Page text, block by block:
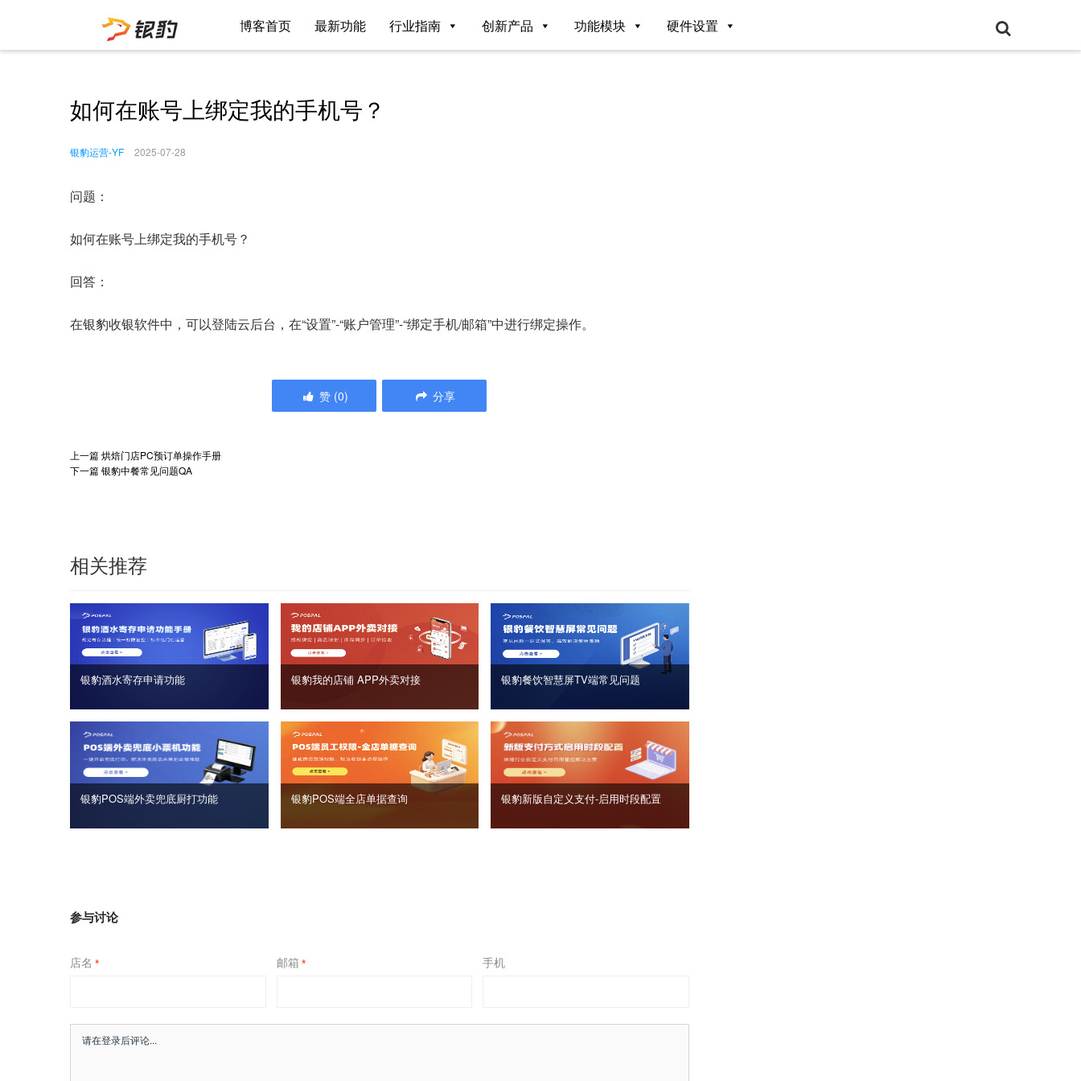
博客首页 最新功能 行业指南 创新产品 功能模块 硬件设置
如何在账号上绑定我的手机号？
银豹运营-YF 2025-07-28
问题：
如何在账号上绑定我的手机号？
回答：
在银豹收银软件中，可以登陆云后台，在“设置”-“账户管理”-“绑定手机/邮箱”中进行绑定操作。
赞 (0) 分享
上一篇烘焙门店PC预订单操作手册
下一篇银豹中餐常见问题QA
相关推荐
银豹酒水寄存申请功能 银豹我的店铺 APP外卖对接 银豹餐饮智慧屏TV端常见问题
银豹POS端外卖兜底厨打功能 银豹POS端全店单据查询 银豹新版自定义支付‑启用时段配置
参与讨论
店名 * 邮箱 * 手机